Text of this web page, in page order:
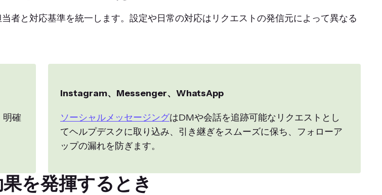
者と対応基準を統一します。設定や日常の対応はリクエストの発信元によって異なる
明確
Instagram、Messenger、WhatsApp
ソーシャルメッセージングはDMや会話を追跡可能なリクエストとし
てヘルプデスクに取り込み、引き継ぎをスムーズに保ち、フォローア
ップの漏れを防ぎます。
を発揮するとき